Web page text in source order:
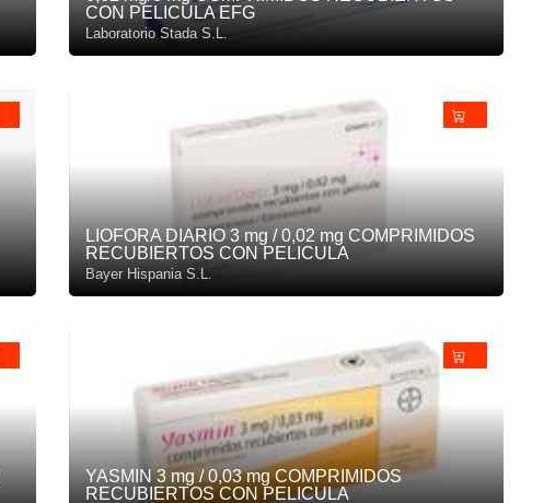
CON PELICULA EFG
Laboratorio Stada S.L.
LIOFORA DIARIO 3 mg / 0,02 mg COMPRIMIDOS
RECUBIERTOS CON PELICULA
Bayer Hispania S.L.
YASMIN 3 mg / 0,03 mg COMPRIMIDOS
RECUBIERTOS CON PELICULA